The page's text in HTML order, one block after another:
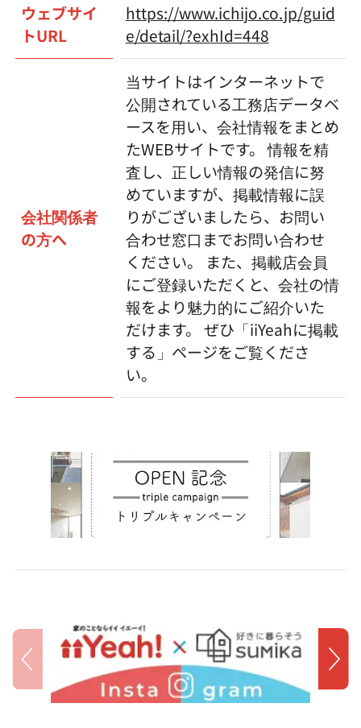
ウェブサイ
トURL
https://www.ichijo.co.jp/guid
e/detail/?exhId=448
会社関係者
の方へ
当サイトはインターネットで
公開されている工務店データベ
ースを用い、会社情報をまとめ
たWEBサイトです。 情報を精
査し、正しい情報の発信に努
めていますが、掲載情報に誤
りがございましたら、お問い
合わせ窓口までお問い合わせ
ください。 また、掲載店会員
にご登録いただくと、会社の情
報をより魅力的にご紹介いた
だけます。 ぜひ「iiYeahに掲載
する」ページをご覧くださ
い。